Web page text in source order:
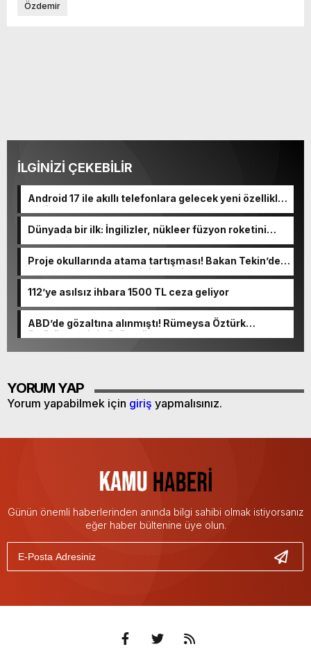
Özdemir
İLGİNİZİ ÇEKEBİLİR
Android 17 ile akıllı telefonlara gelecek yeni özellikler
belli oldu
Dünyada bir ilk: İngilizler, nükleer füzyon roketini
ateşledi
Proje okullarında atama tartışması! Bakan Tekin’den
“Sıkıntı yaşanmaması için takvimi erken başlattık”
112’ye asılsız ihbara 1500 TL ceza geliyor
ABD’de gözaltına alınmıştı! Rümeysa Öztürk
öldürüleceğini düşünmüş
YORUM YAP
Yorum yapabilmek için giriş yapmalısınız.
Günün önemli haberlerinden anında bilgi sahibi olmak istiyorsanız
eğer haber bültenine üye olun.